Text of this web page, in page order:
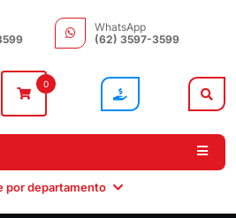
0
WhatsApp
(62) 3597-3599
por departamento